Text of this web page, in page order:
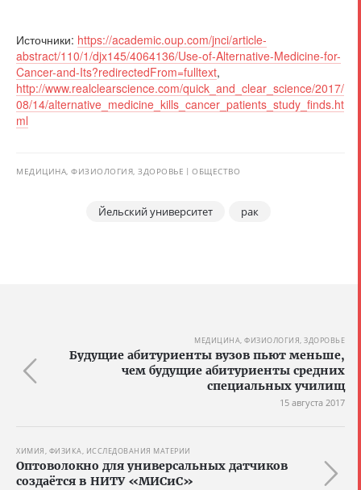
Источники: https://academic.oup.com/jnci/article-
abstract/110/1/djx145/4064136/Use-of-Alternative-Medicine-for-
Cancer-and-Its?redirectedFrom=fulltext,
http://www.realclearscience.com/quick_and_clear_science/2017/
08/14/alternative_medicine_kills_cancer_patients_study_finds.ht
ml
МЕДИЦИНА, ФИЗИОЛОГИЯ, ЗДОРОВЬЕ ОБЩЕСТВО
Йельский университет рак
МЕДИЦИНА, ФИЗИОЛОГИЯ, ЗДОРОВЬЕ
Будущие абитуриенты вузов пьют меньше,
чем будущие абитуриенты средних
специальных училищ
15 августа 2017
ХИМИЯ, ФИЗИКА, ИССЛЕДОВАНИЯ МАТЕРИИ
Оптоволокно для универсальных датчиков
создаётся в НИТУ «МИСиС»